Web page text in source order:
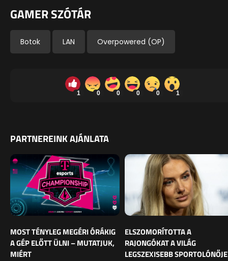
GAMER SZÓTÁR
Botok LAN Overpowered (OP)
1 0 0 0 0 1
PARTNEREINK AJÁNLATA
MOST TÉNYLEG MEGÉRI ÓRÁKIG
A GÉP ELŐTT ÜLNI – MUTATJUK,
MIÉRT
ELSZOMORÍTOTTA A
RAJONGÓKAT A VILÁG
LEGSZEXISEBB SPORTOLÓNŐJE